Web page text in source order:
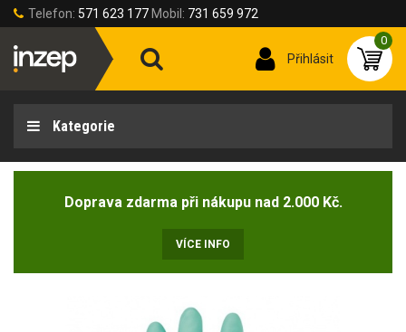
Telefon: 571 623 177 Mobil: 731 659 972
Přihlásit
0
Kategorie
Doprava zdarma při nákupu nad 2.000 Kč.
VÍCE INFO